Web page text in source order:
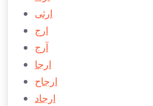
ارثی
ارج
آرج
ارجا
ارجاح
ارجاد